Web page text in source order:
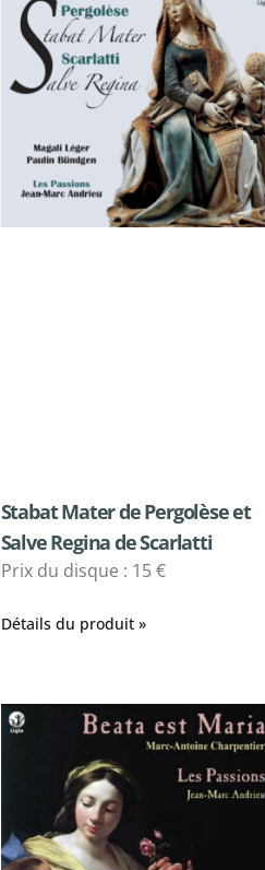
Stabat Mater de Pergolèse et
Salve Regina de Scarlatti
Prix du disque : 15 €
Détails du produit »